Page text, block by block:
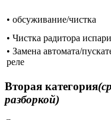
• обсуживание/чистка
• Чистка радитора
• Замена автомата/
реле
Вторая категория
разборкой)